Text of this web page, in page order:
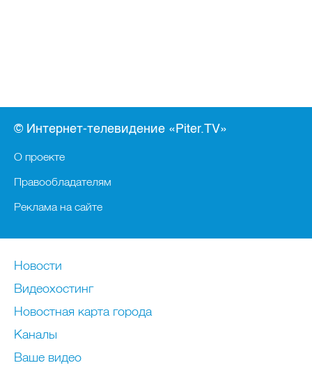
© Интернет-телевидение «Piter.TV»
О проекте
Правообладателям
Реклама на сайте
Новости
Видеохостинг
Новостная карта города
Каналы
Ваше видео